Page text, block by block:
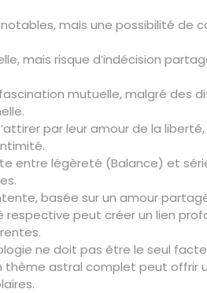
mais une possibilité de
mais risque d’indécision
mutuelle, malgré des
par leur amour de la
entre légèreté (Balance) et
basée sur un amour
respective peut créer un lien
ne doit pas être le seul
thème astral complet peut offrir